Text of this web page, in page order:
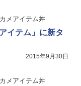
メアイテム丼
イテム」に新タ
2015年9月30日
メアイテム丼